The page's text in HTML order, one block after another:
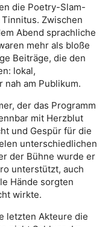
die Poetry-Slam-
Zwischen
Abend sprachliche
mehr als bloße
Beiträge, die den
lokal,
nah am Publikum.
der das Programm
mit Herzblut
und Gespür für die
unterschiedlichen
der Bühne wurde er
unterstützt, auch
Hände sorgten
wirkte.
letzten Akteure die